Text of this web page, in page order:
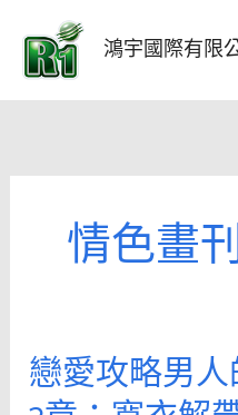
要
鴻宇國際有限
情色畫
戀愛攻略男
戀
愛